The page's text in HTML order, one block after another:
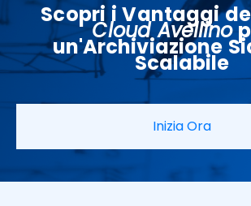
Scopri iVantaggi
Cloud Avellino
un'Archiviazione
Scalabile
Inizia Ora